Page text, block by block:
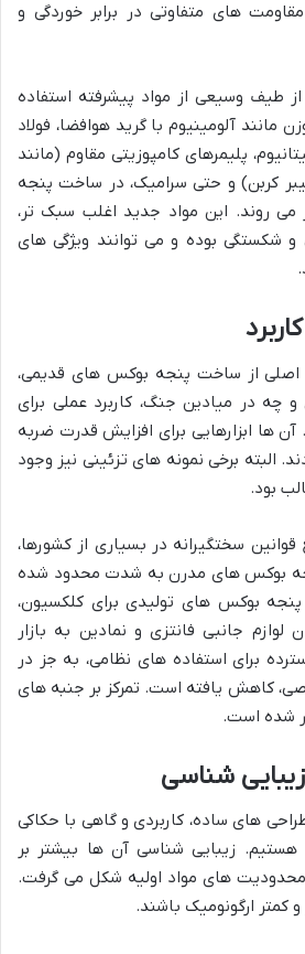
های متفاوتی در برابر خوردگی و
از طیف وسیعی از مواد پیشرفته استفاده
مانند آلومینیوم با گرید هوافضا، فولاد
پلیمرهای کامپوزیتی مقاوم (مانند
کربن) و حتی سرامیک، در ساخت پنجه
روند. این مواد جدید اغلب سبک تر،
و شکستگی بوده و می توانند ویژگی های
از ساخت پنجه بوکس های قدیمی،
در میادین جنگ، کاربرد عملی برای
ها ابزارهایی برای افزایش قدرت ضربه
البته برخی نمونه های تزئینی نیز وجود
بود.
سختگیرانه در بسیاری از کشورها،
بوکس های مدرن به شدت محدود شده
پنجه بوکس های تولیدی برای کلکسیون،
لوازم جانبی فانتزی و نمادین به بازار
برای استفاده های نظامی، به جز در
کاهش یافته است. تمرکز بر جنبه های
شده است.
شناسی
های ساده، کاربردی و گاهی با حکاکی
زیبایی شناسی آن ها بیشتر بر
های مواد اولیه شکل می گرفت.
کمتر ارگونومیک باشند.